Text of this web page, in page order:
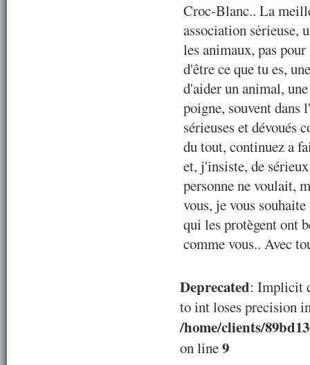
Croc-Blanc.. La
association sėrieuse,
les animaux, pas
d'être ce que tu es,
d'aider un animal,
poigne, souvent dans
sérieuses et dévoués
du tout, continuez a
et, j'insiste, de
personne ne voulait,
vous, je vous
qui les protègent ont
comme vous.. Avec
Deprecated: Implicit
to int loses precision
/home/clients/
on line9